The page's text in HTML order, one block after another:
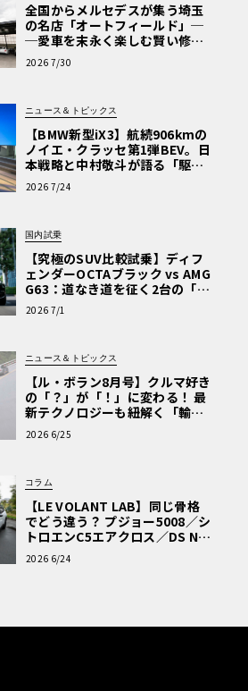
全国からメルセデスが集う埼玉
の名店「オートフィールド」─
─愛車を末永く楽しむ賢い修理
術と、プロがフックス製オイル
を選ぶ理由〈PR〉
2026 7/30
ニュース＆トピックス
【BMW新型iX3】航続906kmの
ノイエ・クラッセ第1弾BEV。日
本戦略と中村敬斗が語る「駆け
ぬける歓び」
2026 7/24
国内試乗
【究極のSUV比較試乗】ディフ
ェンダーOCTAブラック vs AMG
G63：道なき道を征く2台の「対
極的アプローチ」
2026 7/1
ニュース＆トピックス
【ル・ボラン8月号】クルマ好き
の「？」が「！」に変わる！ 最
新テクノロジーも紐解く「輸入
車Q&A」
2026 6/25
コラム
【LE VOLANT LAB】同じ骨格
でどう違う？ プジョー5008／シ
トロエンC5エアクロス／DS Nº4
読者一気乗りレポート
2026 6/24